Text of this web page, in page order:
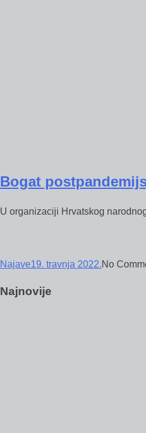
Bogat
U organizaciji Hrvatskog
Najave19. travnja 2022.No
Najnovije